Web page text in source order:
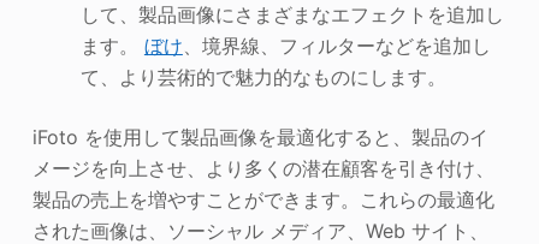
して、製品画像にさまざまなエフェクトを追加し
ます。 ぼけ 、境界線、フィルターなどを追加し
て、より芸術的で魅力的なものにします。
iFoto を使用して製品画像を最適化すると、製品のイ
メージを向上させ、より多くの潜在顧客を引き付け、
製品の売上を増やすことができます。これらの最適化
された画像は、ソーシャル メディア、Web サイト、